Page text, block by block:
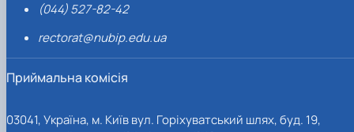
(044) 527-82-42
rectorat@nubip.edu.ua
Приймальна комісія
03041, Україна, м. Київ вул. Горіхуватський шлях, буд. 19,